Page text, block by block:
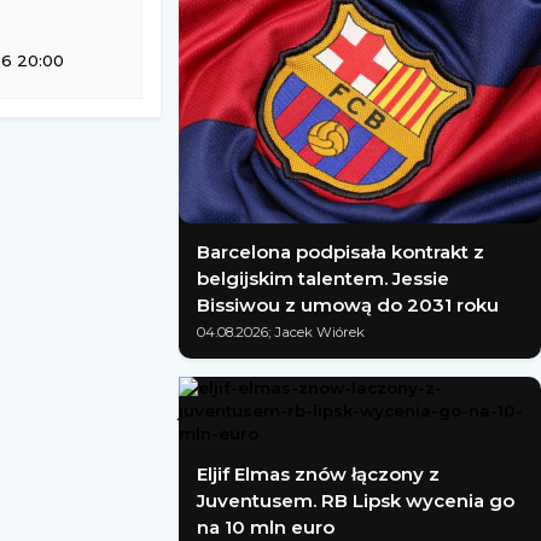
20:00
Barcelona podpisała kontrakt z
belgijskim talentem. Jessie
Bissiwou z umową do 2031 roku
04.08.2026; Jacek Wiórek
Eljif Elmas znów łączony z
Juventusem. RB Lipsk wycenia go
na 10 mln euro